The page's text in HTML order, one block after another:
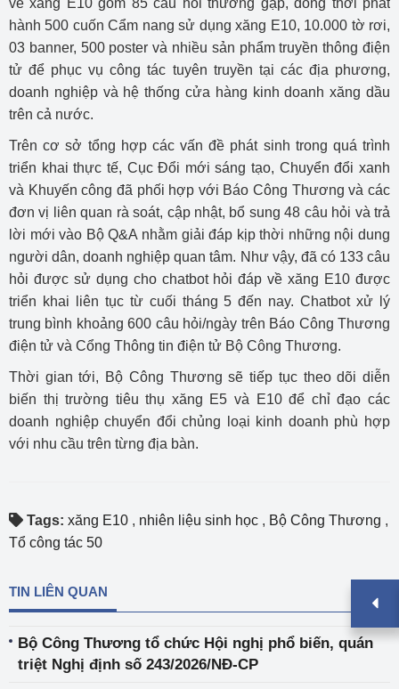
hành 500 cuốn Cẩm nang sử dụng xăng E10, 10.000 tờ rơi,
03 banner, 500 poster và nhiều sản phẩm truyền thông điện
tử để phục vụ công tác tuyên truyền tại các địa phương,
doanh nghiệp và hệ thống cửa hàng kinh doanh xăng dầu
trên cả nước.
Trên cơ sở tổng hợp các vấn đề phát sinh trong quá trình
triển khai thực tế, Cục Đổi mới sáng tạo, Chuyển đổi xanh
và Khuyến công đã phối hợp với Báo Công Thương và các
đơn vị liên quan rà soát, cập nhật, bổ sung 48 câu hỏi và trả
lời mới vào Bộ Q&A nhằm giải đáp kịp thời những nội dung
người dân, doanh nghiệp quan tâm. Như vậy, đã có 133 câu
hỏi được sử dụng cho chatbot hỏi đáp về xăng E10 được
triển khai liên tục từ cuối tháng 5 đến nay. Chatbot xử lý
trung bình khoảng 600 câu hỏi/ngày trên Báo Công Thương
điện tử và Cổng Thông tin điện tử Bộ Công Thương.
Thời gian tới, Bộ Công Thương sẽ tiếp tục theo dõi diễn
biến thị trường tiêu thụ xăng E5 và E10 để chỉ đạo các
doanh nghiệp chuyển đổi chủng loại kinh doanh phù hợp
với nhu cầu trên từng địa bàn.
Tags: xăng E10 , nhiên liệu sinh học , Bộ Công Thương ,
Tổ công tác 50
TIN LIÊN QUAN
Bộ Công Thương tổ chức Hội nghị phổ biến, quán
triệt Nghị định số 243/2026/NĐ-CP